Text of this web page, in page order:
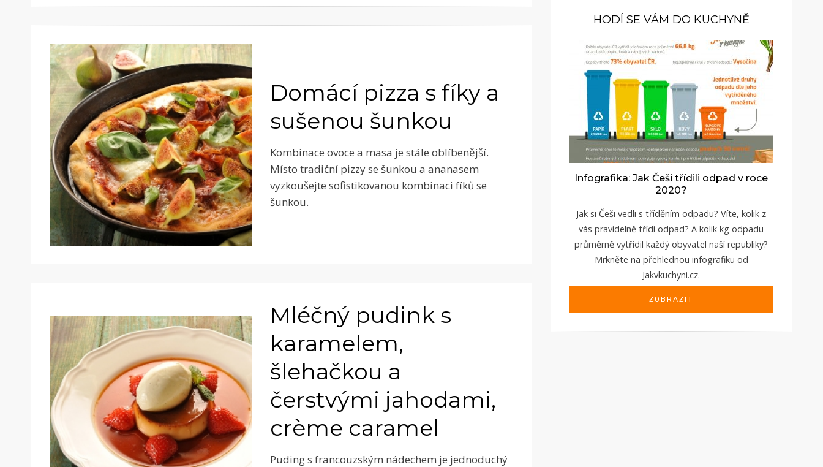
Domácí pizza s fíky a
sušenou šunkou
Kombinace ovoce a masa je stále oblíbenější.
Místo tradiční pizzy se šunkou a ananasem
vyzkoušejte sofistikovanou kombinaci fíků se
šunkou.
Mléčný pudink s
karamelem,
šlehačkou a
čerstvými jahodami,
crème caramel
Puding s francouzským nádechem je jednoduchý
HODÍ SE VÁM DO KUCHYNĚ
Infografika: Jak Češi třídili odpad v roce
2020?
Jak si Češi vedli s tříděním odpadu? Víte, kolik z
vás pravidelně třídí odpad? A kolik kg odpadu
průměrně vytřídil každý obyvatel naší republiky?
Mrkněte na přehlednou infografiku od
Jakvkuchyni.cz.
ZOBRAZIT